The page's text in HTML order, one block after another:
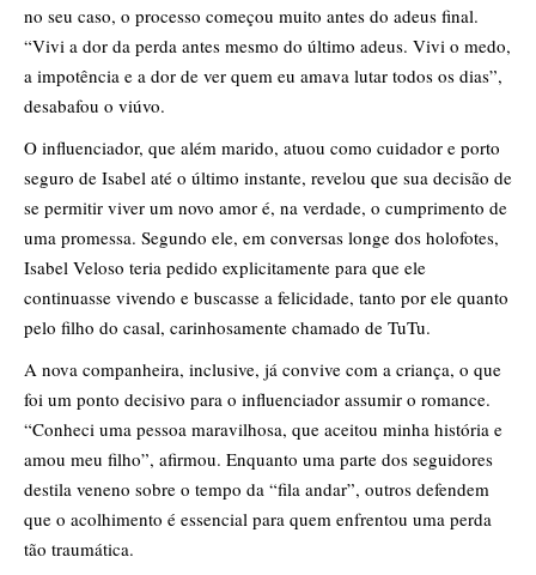
no seu caso, o processo começou muito antes do adeus final.
“Vivi a dor da perda antes mesmo do último adeus. Vivi o medo,
a impotência e a dor de ver quem eu amava lutar todos os dias”,
desabafou o viúvo.
O influenciador, que além marido, atuou como cuidador e porto
seguro de Isabel até o último instante, revelou que sua decisão de
se permitir viver um novo amor é, na verdade, o cumprimento de
uma promessa. Segundo ele, em conversas longe dos holofotes,
Isabel Veloso teria pedido explicitamente para que ele
continuasse vivendo e buscasse a felicidade, tanto por ele quanto
pelo filho do casal, carinhosamente chamado de TuTu.
A nova companheira, inclusive, já convive com a criança, o que
foi um ponto decisivo para o influenciador assumir o romance.
“Conheci uma pessoa maravilhosa, que aceitou minha história e
amou meu filho”, afirmou. Enquanto uma parte dos seguidores
destila veneno sobre o tempo da “fila andar”, outros defendem
que o acolhimento é essencial para quem enfrentou uma perda
tão traumática.